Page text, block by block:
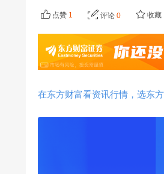
点赞 1 评论 0 收藏
在东方财富看资讯行情，选东